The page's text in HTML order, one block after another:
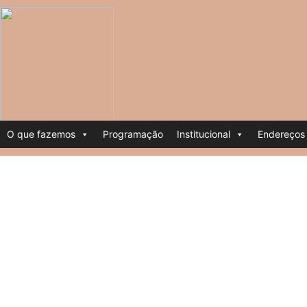
O que fazemos Programação Institucional